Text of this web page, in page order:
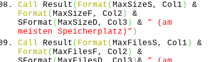
Call Result ( Format ( MaxSizeS, Col1 )
&
Format ( MaxSizeF, Col2 )
&
SFormat ( MaxSizeD, Col3 ) & “ (am
meisten Speicherplatz)“ )
Call Result ( Format ( MaxFilesS, Col1 )
&
Format ( MaxFilesF, Col2 )
&